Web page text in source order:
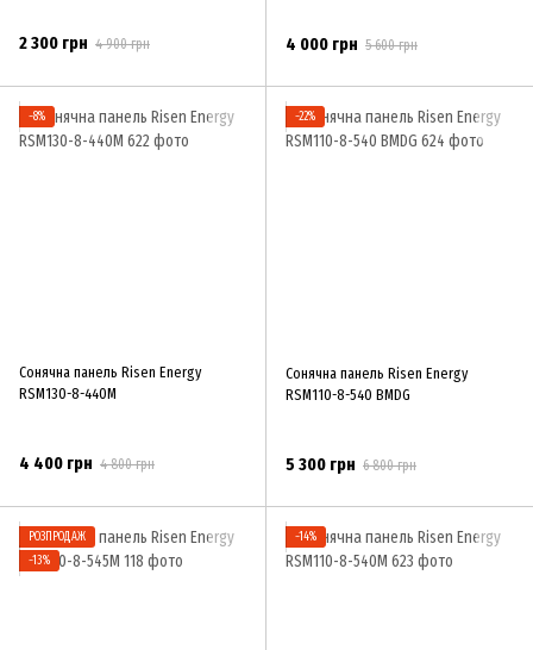
2 300 грн 4 900 грн 4 000 грн 5 600 грн
−8%
Сонячна панель Risen Energy
RSM130-8-440M
4 400 грн 4 800 грн
−22%
Сонячна панель Risen Energy
RSM110-8-540 BMDG
5 300 грн 6 800 грн
РОЗПРОДАЖ
−13%
−14%